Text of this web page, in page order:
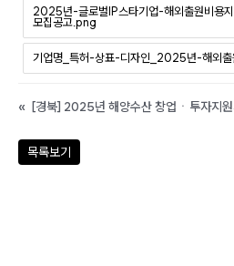
2025년-글로벌IP스타기업-해외출원비용
모집공고.png
기업명_특허-상표-디자인_2025년-해외
« [경북] 2025년 해양수산 창업ㆍ투자지
목록보기